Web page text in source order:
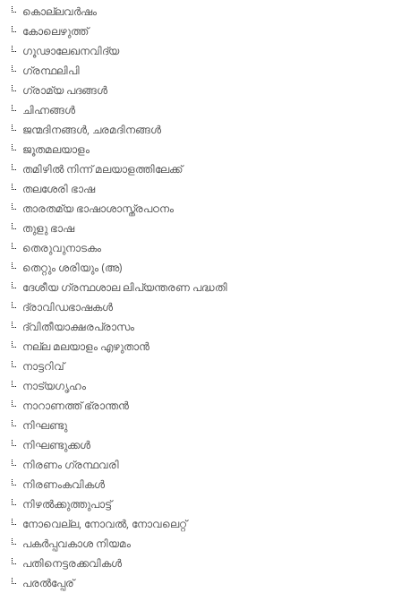
കൊല്ലവര്‍ഷം
കോലെഴുത്ത്
ഗൂഢാലേഖനവിദ്യ
ഗ്രന്ഥലിപി
ഗ്രാമ്യ പദങ്ങള്‍
ചിഹ്നങ്ങള്‍
ജന്മദിനങ്ങള്‍, ചരമദിനങ്ങള്‍
ജൂതമലയാളം
തമിഴില്‍ നിന്ന് മലയാളത്തിലേക്ക്
തലശേരി ഭാഷ
താരതമ്യ ഭാഷാശാസ്ത്രപഠനം
തുളു ഭാഷ
തെരുവുനാടകം
തെറ്റും ശരിയും (അ)
ദേശീയ ഗ്രന്ഥശാല ലിപ്യന്തരണ പദ്ധതി
ദ്രാവിഡഭാഷകള്‍
ദ്വിതീയാക്ഷരപ്രാസം
നല്ല മലയാളം എഴുതാന്‍
നാട്ടറിവ്
നാട്യഗൃഹം
നാറാണത്ത് ഭ്രാന്തന്‍
നിഘണ്ടു
നിഘണ്ടുക്കള്‍
നിരണം ഗ്രന്ഥവരി
നിരണംകവികള്‍
നിഴല്‍ക്കുത്തുപാട്ട്
നോവെല്ല, നോവല്‍, നോവലെറ്റ്
പകര്‍പ്പവകാശ നിയമം
പതിനെട്ടരക്കവികള്‍
പരല്‍പ്പേര്